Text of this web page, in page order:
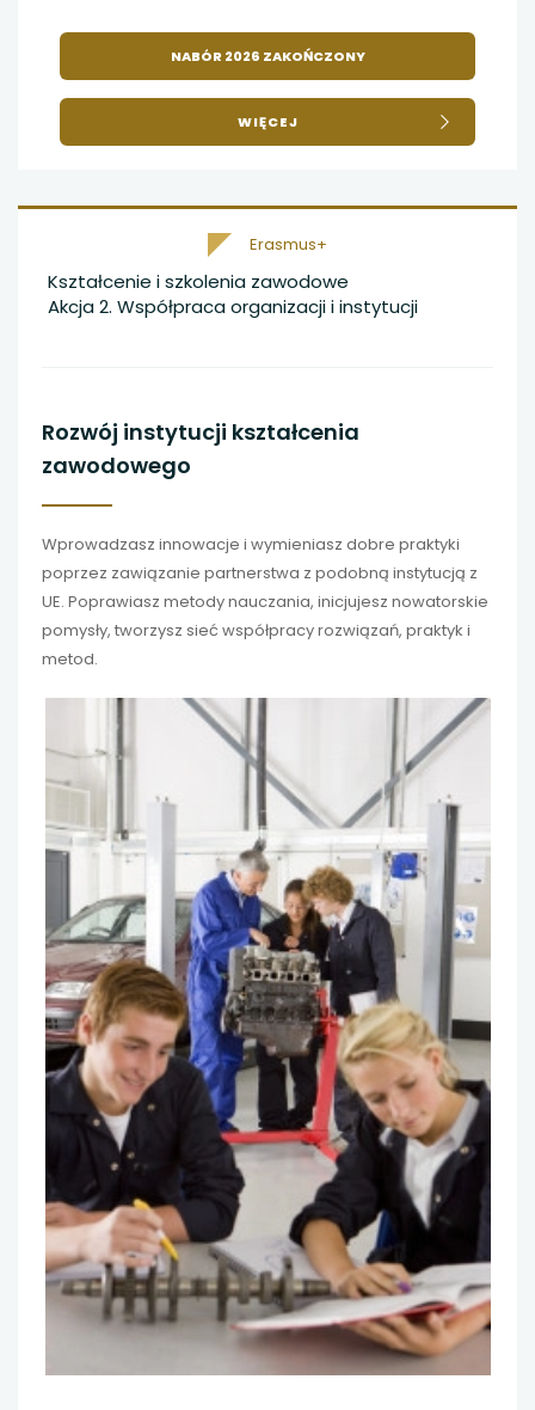
NABÓR 2026 ZAKOŃCZONY
WIĘCEJO
ZAGRANICZNE
KADRY
Erasmus+
Kształcenie i szkolenia zawodowe
Akcja 2. Współpraca organizacji i instytucji
Rozwój instytucji kształcenia
zawodowego
Wprowadzasz innowacje i wymieniasz dobre praktyki
poprzez zawiązanie partnerstwa z podobną instytucją z
UE. Poprawiasz metody nauczania, inicjujesz nowatorskie
pomysły, tworzysz sieć współpracy rozwiązań, praktyk i
metod.